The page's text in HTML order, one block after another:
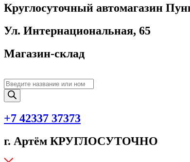
Круглосуточный автомагазин
Ул. Интернациональная, 65
Магазин-склад
Поиск
товаров
+7 42337 37373
г. Артём КРУГЛОСУТОЧНО